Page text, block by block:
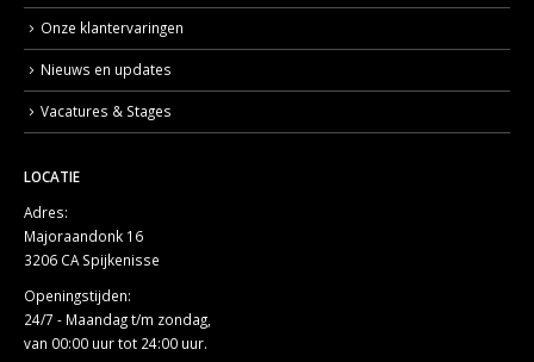
Onze klantervaringen
Nieuws en updates
Vacatures & Stages
LOCATIE
Adres:
Majoraandonk 16
3206 CA Spijkenisse
Openingstijden:
24/7 - Maandag t/m zondag,
van 00:00 uur tot 24:00 uur.